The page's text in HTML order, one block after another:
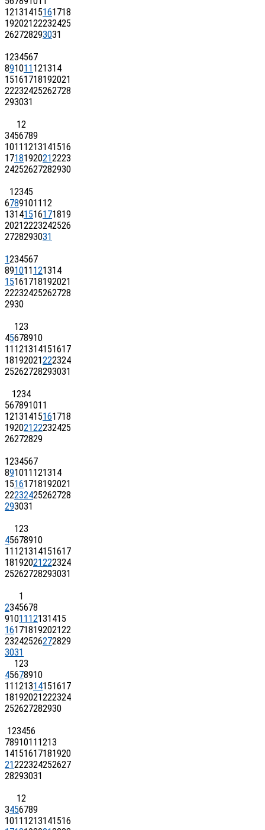
12131415161718
19202122232425
262728293031
1234567
891011 121314
15161718192021
22232425262728
293031
12
3456789
1011 1213141516
17181920212223
24252627282930
12345
67891011 12
13141516171819
20212223242526
2728293031
1234567
891011 121314
15161718192021
22232425262728
2930
123
45678910
11 121314151617
18192021222324
25262728293031
1234
567891011
12131415161718
19202122232425
26272829
1234567
891011 121314
15161718192021
22232425262728
293031
123
45678910
11 121314151617
18192021222324
25262728293031
1
2345678
91011 12131415
16171819202122
23242526272829
3031
123
45678910
11 121314151617
18192021222324
252627282930
123456
7891011 1213
14151617181920
21222324252627
28293031
12
3456789
1011 1213141516